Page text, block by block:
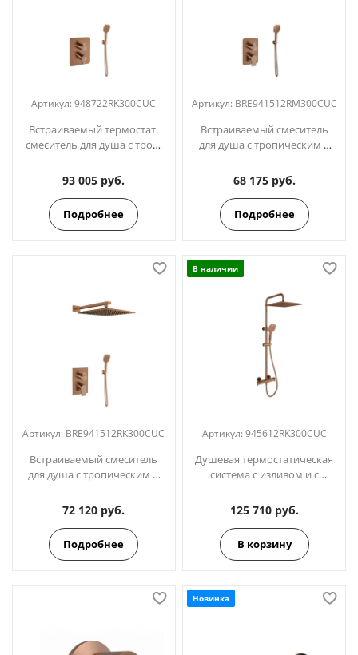
Артикул:948722RK300CUC
Встраиваемый термостат.
смеситель для душа с троп.
BLAUTHERM
948722RK300CUC медь
93 005 руб.
Подробнее
Артикул: BRE941512RM300CUC
Встраиваемый смеситель
для душа с тропическим и
BLAUTHERM
BRE941512RM300CUC медь
68 175 руб.
Подробнее
Артикул: BRE941512RK300CUC
Встраиваемый смеситель
для душа с тропическим и
BLAUTHERM
BRE941512RK300CUC медь
72 120 руб.
Подробнее
В наличии
Артикул: 945612RK300CUC
Душевая термостатическая
система с изливом и с
BLAUTHERM
945612RK300CUC медь
125 710 руб.
В корзину
Новинка